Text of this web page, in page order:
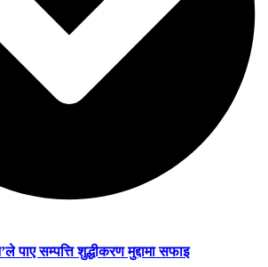
सम्पत्ति शुद्धीकरण मुद्दामा सफाइ